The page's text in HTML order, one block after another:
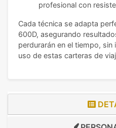
profesional con
Cada técnica se adapta
600D, asegurando
perdurarán en el tiempo,
uso de estas carteras de